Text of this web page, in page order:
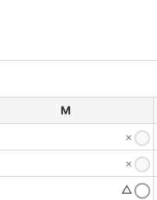
M
×
×
△